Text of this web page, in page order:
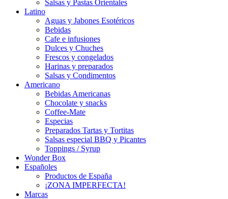
Salsas y Pastas Orientales
Latino
Aguas y Jabones Esotéricos
Bebidas
Cafe e infusiones
Dulces y Chuches
Frescos y congelados
Harinas y preparados
Salsas y Condimentos
Americano
Bebidas Americanas
Chocolate y snacks
Coffee-Mate
Especias
Preparados Tartas y Tortitas
Salsas especial BBQ y Picantes
Toppings / Syrup
Wonder Box
Españoles
Productos de España
¡ZONA IMPERFECTA!
Marcas